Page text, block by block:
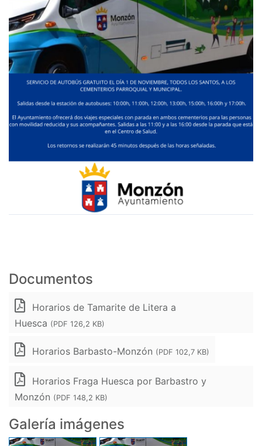
Documentos
Horarios de Tamarite de Litera a
Huesca (PDF 126,2 KB)
Horarios Barbasto-Monzón (PDF 102,7 KB)
Horarios Fraga Huesca por Barbastro y
Monzón (PDF 148,2 KB)
Galería imágenes